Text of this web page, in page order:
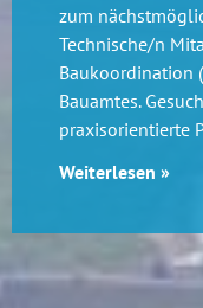
zum
Technische/n
Baukoordination
Bauamtes.
praxisorientierte
Weiterlesen »